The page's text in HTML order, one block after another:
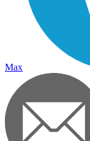
Max